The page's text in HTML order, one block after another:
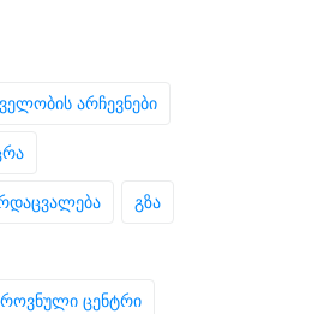
არჩევნები
გზა
ცენტრი